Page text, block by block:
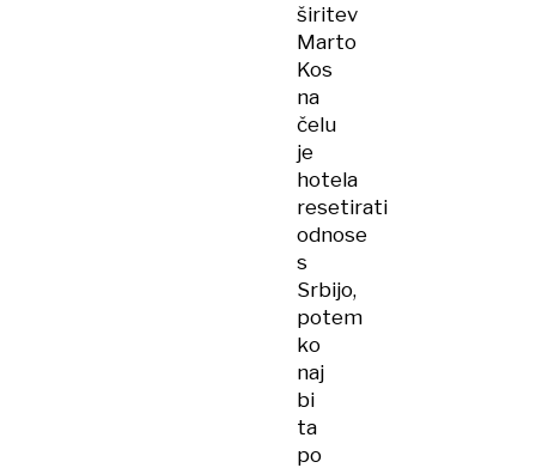
širitev
Marto
Kos
na
čelu
je
hotela
resetirati
odnose
s
Srbijo,
potem
ko
naj
bi
ta
po